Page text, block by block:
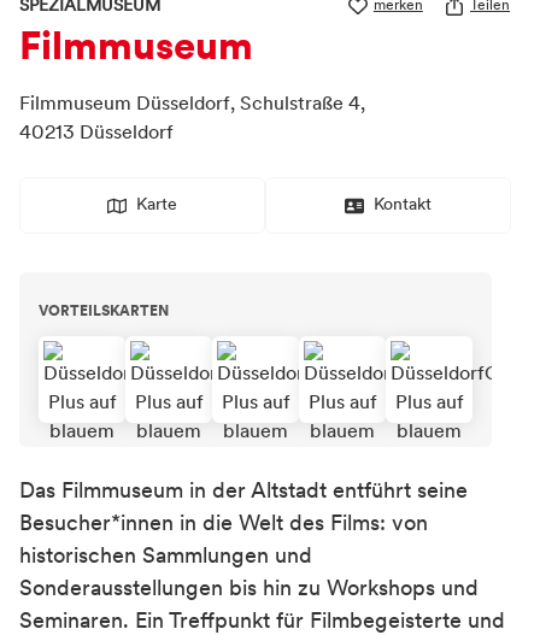
SPEZIALMUSEUM merken Teilen
Filmmuseum
Filmmuseum Düsseldorf, Schulstraße 4,
40213 Düsseldorf
Karte Kontakt
VORTEILSKARTEN
Das Filmmuseum in der Altstadt entführt seine
Besucher*innen in die Welt des Films: von
historischen Sammlungen und
Sonderausstellungen bis hin zu Workshops und
Seminaren. Ein Treffpunkt für Filmbegeisterte und